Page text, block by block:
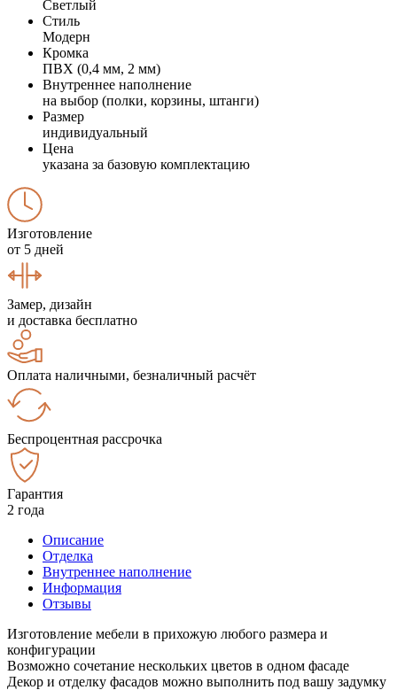
Светлый
Стиль
Модерн
Кромка
ПВХ (0,4 мм, 2 мм)
Внутреннее наполнение
на выбор (полки, корзины, штанги)
Размер
индивидуальный
Цена
указана за базовую комплектацию
Изготовление
от 5 дней
Замер, дизайн
и доставка бесплатно
Оплата наличными, безналичный расчёт
Беспроцентная рассрочка
Гарантия
2 года
Описание
Отделка
Внутреннее наполнение
Информация
Отзывы
Изготовление мебели в прихожую любого размера и
конфигурации
Возможно сочетание нескольких цветов в одном фасаде
Декор и отделку фасадов можно выполнить под вашу задумку